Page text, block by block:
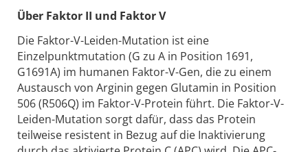
Über Faktor II und Faktor V
Die Faktor-V-Leiden-Mutation ist eine
Einzelpunktmutation (G zu A in Position 1691,
G1691A) im humanen Faktor-V-Gen, die zu einem
Austausch von Arginin gegen Glutamin in Position
506 (R506Q) im Faktor-V-Protein führt. Die Faktor-V-
Leiden-Mutation sorgt dafür, dass das Protein
teilweise resistent in Bezug auf die Inaktivierung